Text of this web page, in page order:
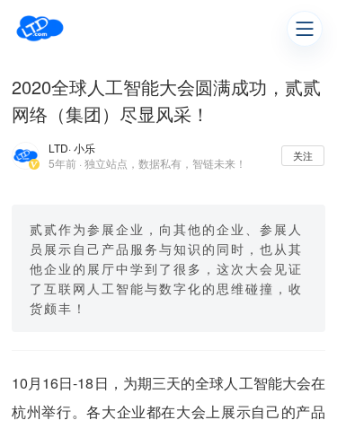
2020全球人工智能大会圆满成功，贰贰
网络（集团）尽显风采！
LTD· 小乐
5年前 · 独立站点，数据私有，智链未来！
关注
贰贰作为参展企业，向其他的企业、参展人
员展示自己产品服务与知识的同时，也从其
他企业的展厅中学到了很多，这次大会见证
了互联网人工智能与数字化的思维碰撞，收
货颇丰！
10月16日-18日，为期三天的全球人工智能大会在
杭州举行。各大企业都在大会上展示自己的产品